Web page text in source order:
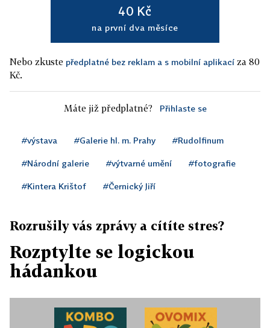
40 Kč
na první dva měsíce
Nebo zkuste předplatné bez reklam a s mobilní aplikací za 80
Kč.
Máte již předplatné? Přihlaste se
#výstava #Galerie hl. m. Prahy #Rudolfinum
#Národní galerie #výtvarné umění #fotografie
#Kintera Krištof #Černický Jiří
Rozrušily vás zprávy a cítíte stres?
Rozptylte se logickou
hádankou